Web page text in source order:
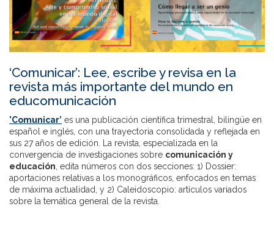
‘Comunicar’: Lee, escribe y revisa en la
revista más importante del mundo en
educomunicación
'Comunicar’ es una publicación científica trimestral, bilingüe en
español e inglés, con una trayectoria consolidada y reflejada en
sus 27 años de edición. La revista, especializada en la
convergencia de investigaciones sobre comunicación y
educación , edita números con dos secciones: 1) Dossier:
aportaciones relativas a los monográficos, enfocados en temas
de máxima actualidad, y 2) Caleidoscopio: artículos variados
sobre la temática general de la revista.